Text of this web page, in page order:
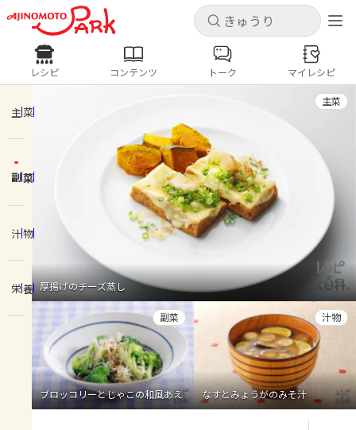
キャンセル
ログインするとレシピを保存できます
コンテンツ
レシピ
トーク
よくあるお問い合わせ
お買い物
キャンセル
レシピ コンテンツ
人気の食材・レシピ
なす トマト
とうもろこし
みょうが ゴーヤ
レシピ コンテンツ トーク マイレシピ
主菜
副菜
汁物
栄養 厚揚げのチーズ蒸し
主菜
ブロッコリーとじゃこの和風あえ
副菜
なすとみょうがのみそ汁
汁物